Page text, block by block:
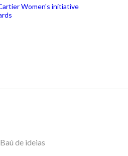
Baú de ideias